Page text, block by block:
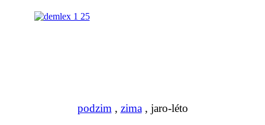
podzim , zima, jaro-léto